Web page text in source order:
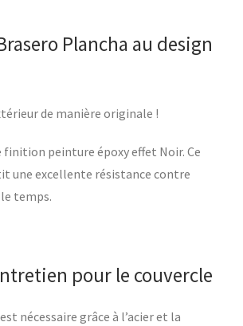
Plancha au design
de manière originale !
finition peinture époxy effet Noir. Ce
une excellente résistance contre
temps.
pour le couvercle
nécessaire grâce à l’acier et la